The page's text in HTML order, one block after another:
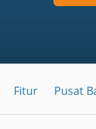
Fitur Pusat